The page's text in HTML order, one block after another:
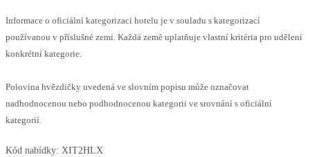
Informace o oficiální kategorizaci hotelu je v souladu s kategorizací
používanou v příslušné zemi. Každá země uplatňuje vlastní kritéria pro udělení
konkrétní kategorie.
Polovina hvězdičky uvedená ve slovním popisu může označovat
nadhodnocenou nebo podhodnocenou kategorii ve srovnání s oficiální
kategorií.
Kód nabídky: XIT2HLX